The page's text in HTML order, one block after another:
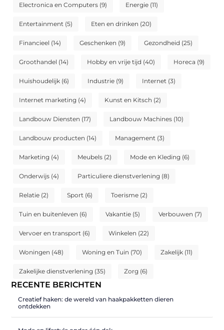
Electronica en Computers (9) Energie (11)
Entertainment (5) Eten en drinken (20)
Financieel (14) Geschenken (9) Gezondheid (25)
Groothandel (14) Hobby en vrije tijd (40) Horeca (9)
Huishoudelijk (6) Industrie (9) Internet (3)
Internet marketing (4) Kunst en Kitsch (2)
Landbouw Diensten (17) Landbouw Machines (10)
Landbouw producten (14) Management (3)
Marketing (4) Meubels (2) Mode en Kleding (6)
Onderwijs (4) Particuliere dienstverlening (8)
Relatie (2) Sport (6) Toerisme (2)
Tuin en buitenleven (6) Vakantie (5) Verbouwen (7)
Vervoer en transport (6) Winkelen (22)
Woningen (48) Woning en Tuin (70) Zakelijk (11)
Zakelijke dienstverlening (35) Zorg (6)
RECENTE BERICHTEN
Creatief haken: de wereld van haakpakketten dieren
ontdekken